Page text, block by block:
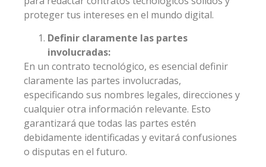
proteger tus intereses en el mundo digital.
Definir claramente las partes
involucradas:
En un contrato tecnológico, es esencial definir
claramente las partes involucradas,
especificando sus nombres legales, direcciones y
cualquier otra información relevante. Esto
garantizará que todas las partes estén
debidamente identificadas y evitará confusiones
o disputas en el futuro.